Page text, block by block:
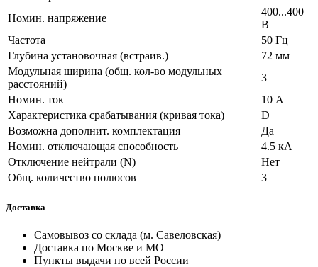
Номин. напряжение
400...400
В
Частота
50 Гц
Глубина установочная (встраив.)
72 мм
Модульная ширина (общ. кол-во модульных
расстояний)
3
Номин. ток
10 А
Характеристика срабатывания (кривая тока)
D
Возможна дополнит. комплектация
Да
Номин. отключающая способность
4.5 кА
Отключение нейтрали (N)
Нет
Общ. количество полюсов
3
Доставка
Самовывоз со склада (м. Савеловская)
Доставка по Москве и МО
Пункты выдачи по всей России